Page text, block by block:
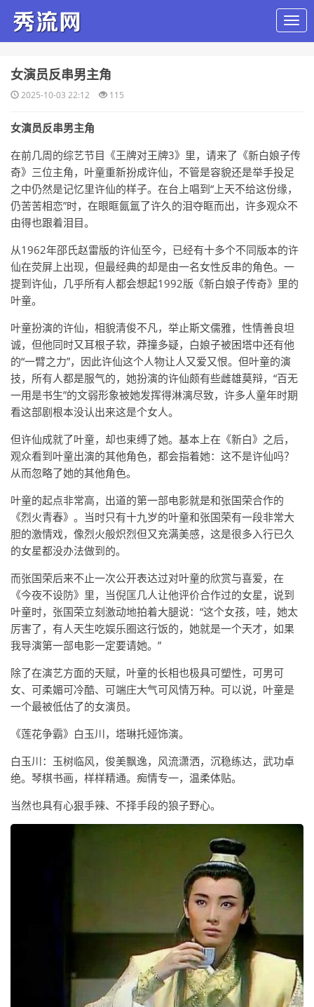
​女演员反串男主角
2025-10-03 22:12 115
女演员反串男主角
在前几周的综艺节目《王牌对王牌3》里，请来了《新白娘子传
奇》三位主角，叶童重新扮成许仙，不管是容貌还是举手投足
之中仍然是记忆里许仙的样子。在台上唱到“上天不给这份缘，
仍苦苦相恋”时，在眼眶氤氲了许久的泪夺眶而出，许多观众不
由得也跟着泪目。
从1962年邵氏赵雷版的许仙至今，已经有十多个不同版本的许
仙在荧屏上出现，但最经典的却是由一名女性反串的角色。一
提到许仙，几乎所有人都会想起1992版《新白娘子传奇》里的
叶童。
叶童扮演的许仙，相貌清俊不凡，举止斯文儒雅，性情善良坦
诚，但他同时又耳根子软，莽撞多疑，白娘子被困塔中还有他
的“一臂之力”，因此许仙这个人物让人又爱又恨。但叶童的演
技，所有人都是服气的，她扮演的许仙颇有些雌雄莫辩，“百无
一用是书生”的文弱形象被她发挥得淋漓尽致，许多人童年时期
看这部剧根本没认出来这是个女人。
但许仙成就了叶童，却也束缚了她。基本上在《新白》之后，
观众看到叶童出演的其他角色，都会指着她：这不是许仙吗？
从而忽略了她的其他角色。
叶童的起点非常高，出道的第一部电影就是和张国荣合作的
《烈火青春》。当时只有十九岁的叶童和张国荣有一段非常大
胆的激情戏，像烈火般炽烈但又充满美感，这是很多入行已久
的女星都没办法做到的。
而张国荣后来不止一次公开表达过对叶童的欣赏与喜爱，在
《今夜不设防》里，当倪匡几人让他评价合作过的女星，说到
叶童时，张国荣立刻激动地拍着大腿说：“这个女孩，哇，她太
厉害了，有人天生吃娱乐圈这行饭的，她就是一个天才，如果
我导演第一部电影一定要请她。”
除了在演艺方面的天赋，叶童的长相也极具可塑性，可男可
女、可柔媚可冷酷、可端庄大气可风情万种。可以说，叶童是
一个最被低估了的女演员。
《莲花争霸》白玉川，塔琳托娅饰演。
白玉川：玉树临风，俊美飘逸，风流潇洒，沉稳练达，武功卓
绝。琴棋书画，样样精通。痴情专一，温柔体贴。
当然也具有心狠手辣、不择手段的狼子野心。